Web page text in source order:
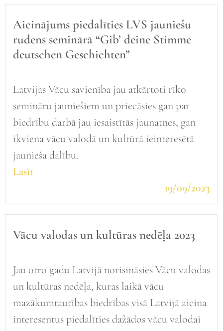
Aicinājums piedalīties LVS jauniešu
rudens seminārā “Gib’ deine Stimme
deutschen Geschichten”
Latvijas Vācu savienība jau atkārtoti rīko
semināru jauniešiem un priecāsies gan par
biedrību darbā jau iesaistītās jaunatnes, gan
ikviena vācu valodā un kultūrā ieinteresētā
jaunieša dalību.
Lasīt
19/09/2023
Vācu valodas un kultūras nedēļa 2023
Jau otro gadu Latvijā norisināsies Vācu valodas
un kultūras nedēļa, kuras laikā vācu
mazākumtautības biedrības visā Latvijā aicina
interesentus piedalīties dažādos vācu valodai